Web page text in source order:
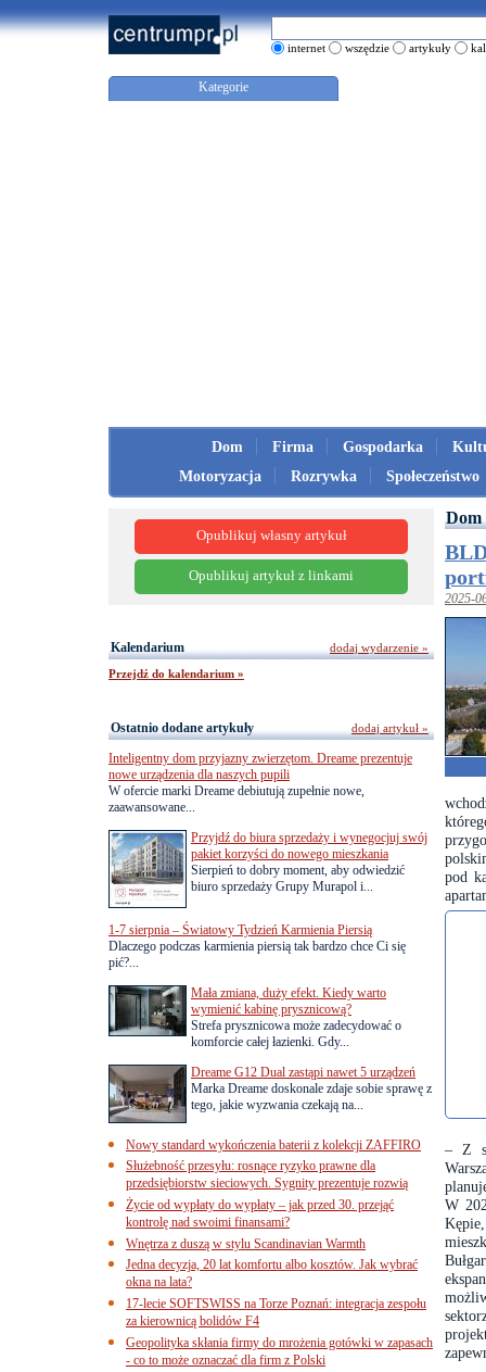
internet wszędzie artykuły
Kategorie
Dom Firma Gospodarka
Motoryzacja
Rozrywka Społeczeństwo
Dom
2025-
pod
– Z
W
Opublikuj własny artykuł
Opublikuj artykuł z linkami
Kalendarium
Przejdź do kalendarium »
dodaj wydarzenie »
Ostatnio dodane artykuły
Inteligentny dom przyjazny zwierzętom. Dreame prezentuje
nowe urządzenia dla naszych pupili
W ofercie marki Dreame debiutują zupełnie nowe,
zaawansowane...
Przyjdź do biura sprzedaży i wynegocjuj swój
pakiet korzyści do nowego mieszkania
Sierpień to dobry moment, aby odwiedzić
biuro sprzedaży Grupy Murapol i...
1-7 sierpnia – Światowy Tydzień Karmienia Piersią
Dlaczego podczas karmienia piersią tak bardzo chce Ci się
pić?...
Mała zmiana, duży efekt. Kiedy warto
wymienić kabinę prysznicową?
Strefa prysznicowa może zadecydować o
komforcie całej łazienki. Gdy...
Dreame G12 Dual zastąpi nawet 5 urządzeń
Marka Dreame doskonale zdaje sobie sprawę z
tego, jakie wyzwania czekają na...
Nowy standard wykończenia baterii z kolekcji ZAFFIRO
Służebność przesyłu: rosnące ryzyko prawne dla
przedsiębiorstw sieciowych. Sygnity prezentuje rozwią
Życie od wypłaty do wypłaty – jak przed 30. przejąć
kontrolę nad swoimi finansami?
Wnętrza z duszą w stylu Scandinavian Warmth
Jedna decyzja, 20 lat komfortu albo kosztów. Jak wybrać
okna na lata?
17-lecie SOFTSWISS na Torze Poznań: integracja zespołu
za kierownicą bolidów F4
Geopolityka skłania firmy do mrożenia gotówki w zapasach
- co to może oznaczać dla firm z Polski
dodaj artykuł »